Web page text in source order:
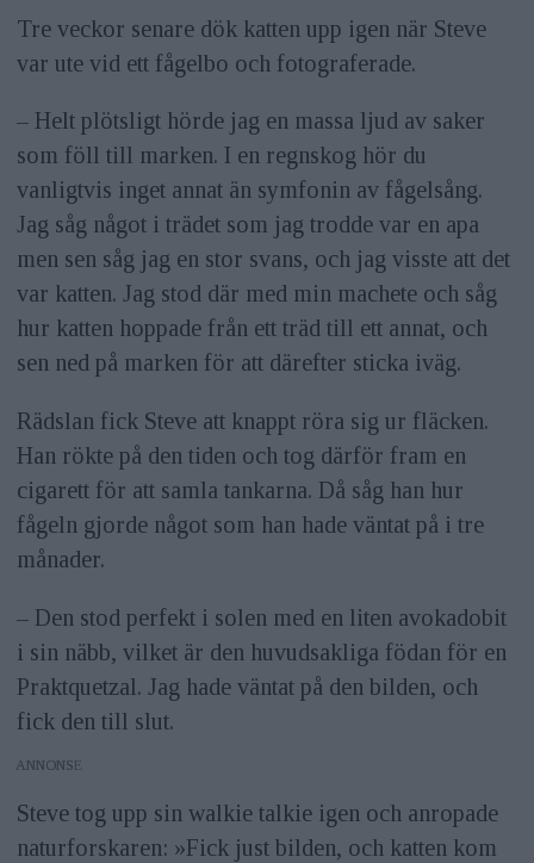
Tre veckor senare dök katten upp igen när Steve
var ute vid ett fågelbo och fotograferade.
– Helt plötsligt hörde jag en massa ljud av saker
som föll till marken. I en regnskog hör du
vanligtvis inget annat än symfonin av fågelsång.
Jag såg något i trädet som jag trodde var en apa
men sen såg jag en stor svans, och jag visste att det
var katten. Jag stod där med min machete och såg
hur katten hoppade från ett träd till ett annat, och
sen ned på marken för att därefter sticka iväg.
Rädslan fick Steve att knappt röra sig ur fläcken.
Han rökte på den tiden och tog därför fram en
cigarett för att samla tankarna. Då såg han hur
fågeln gjorde något som han hade väntat på i tre
månader.
– Den stod perfekt i solen med en liten avokadobit
i sin näbb, vilket är den huvudsakliga födan för en
Praktquetzal. Jag hade väntat på den bilden, och
fick den till slut.
ANNONS
Steve tog upp sin walkie talkie igen och anropade
naturforskaren: »Fick just bilden, och katten kom